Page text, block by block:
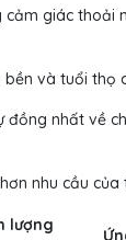
cảm giác thoải
bền và tuổi thọ
đồng nhất về
nhu cầu của
lượng